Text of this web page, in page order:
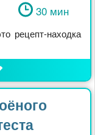
30 мин
рецепт-находка